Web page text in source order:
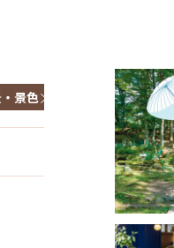
景色 名所・旧跡